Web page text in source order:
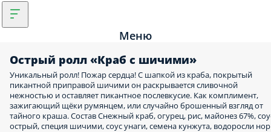
Меню
Острый ролл «Краб с шичими»
Уникальный ролл! Пожар сердца! С шапкой из краба, покрытый
пикантной приправой шичими он раскрывается сливочной
нежностью и оставляет пикантное послевкусие. Как комплимент,
зажигающий щёки румянцем, или случайно брошенный взгляд от
тайного краша. Состав Снежный краб, огурец, рис, майонез 67%,
острый, специя шичими, соус унаги, семена кунжута, водоросли